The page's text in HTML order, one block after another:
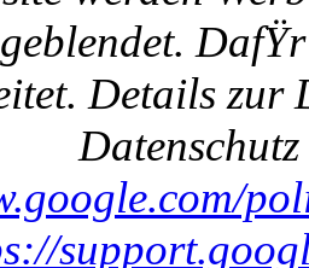
Details zur